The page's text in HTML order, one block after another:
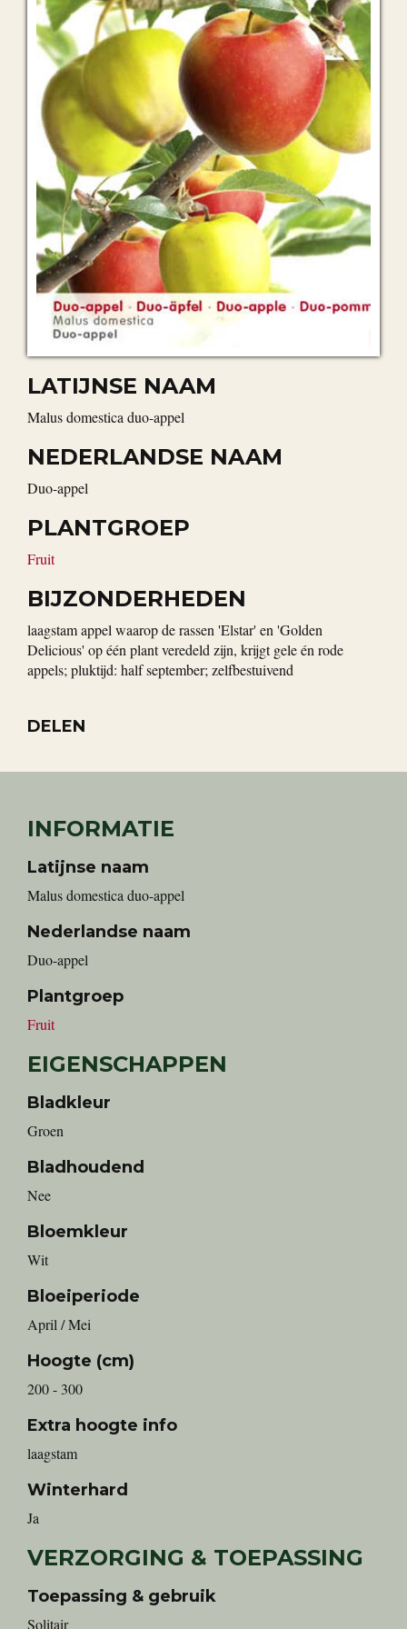
LATIJNSE NAAM
Malus domestica duo-appel
NEDERLANDSE NAAM
duo-appel
PLANTGROEP
Fruit
BIJZONDERHEDEN
laagstam appel waarop de rassen 'Elstar' en 'Golden
Delicious' op één plant veredeld zijn, krijgt gele én rode
appels; pluktijd: half september; zelfbestuivend
DELEN
INFORMATIE
Latijnse naam
Malus domestica duo-appel
Nederlandse naam
duo-appel
Plantgroep
Fruit
EIGENSCHAPPEN
Bladkleur
Groen
Bladhoudend
Nee
Bloemkleur
Wit
Bloeiperiode
April / Mei
Hoogte (cm)
200 - 300
Extra hoogte info
laagstam
Winterhard
Ja
VERZORGING & TOEPASSING
Toepassing & gebruik
Solitair